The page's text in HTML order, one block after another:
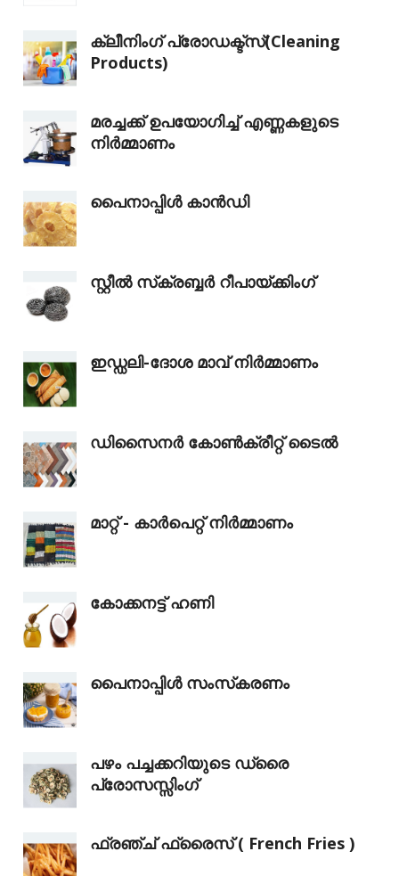
ക്ലീനിംഗ് പ്രോഡക്ട്സ്(Cleaning
Products)
മരച്ചക്ക് ഉപയോഗിച്ച് എണ്ണകളുടെ
നിർമ്മാണം
പൈനാപ്പിൾ കാൻഡി
സ്റ്റീൽ സ്‌ക്രബ്ബർ റീപായ്‌ക്കിംഗ്
ഇഡ്ഡലി-ദോശ മാവ് നിർമ്മാണം
ഡിസൈനർ കോൺക്രീറ്റ് ടൈൽ
മാറ്റ് - കാർപെറ്റ് നിർമ്മാണം
കോക്കനട്ട് ഹണി
പൈനാപ്പിൾ സംസ്‌കരണം
പഴം പച്ചക്കറിയുടെ ഡ്രൈ
പ്രോസസ്സിംഗ്
ഫ്രഞ്ച് ഫ്രൈസ് ( French Fries )